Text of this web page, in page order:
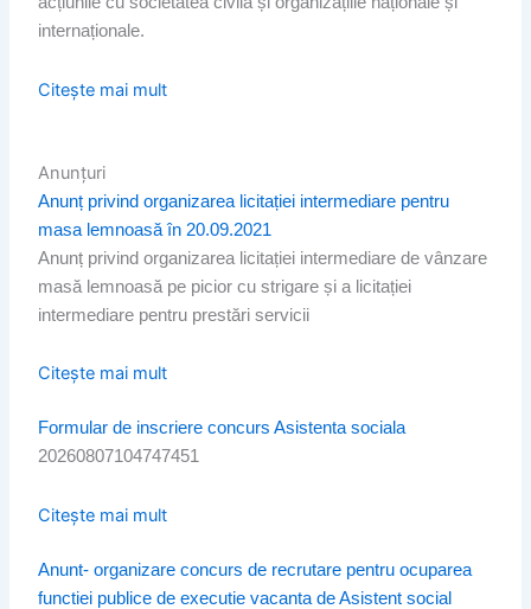
internaționale.
Citește mai mult
Anunțuri
Anunț privind organizarea licitației intermediare pentru
masa lemnoasă în 20.09.2021
Anunț privind organizarea licitației intermediare de vânzare
masă lemnoasă pe picior cu strigare și a licitației
intermediare pentru prestări servicii
Citește mai mult
Formular de inscriere concurs Asistenta sociala
20260807104747451
Citește mai mult
Anunt- organizare concurs de recrutare pentru ocuparea
functiei publice de executie vacanta de Asistent social